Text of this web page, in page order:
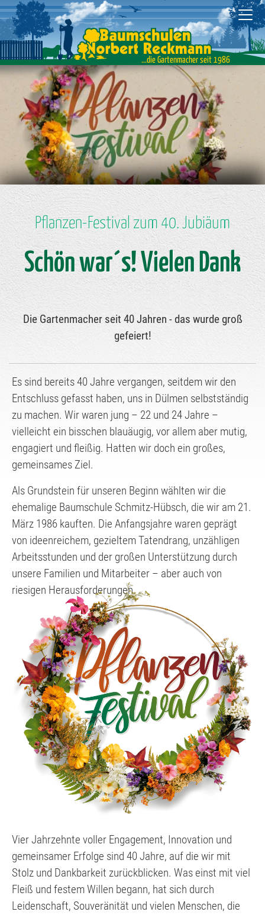
...die Gartenmacher seit 1986
Pflanzen-Festival zum 40. Jubiäum
Schön war´s! Vielen Dank
Die Gartenmacher seit 40 Jahren - das wurde groß
gefeiert!
Es sind bereits 40 Jahre vergangen, seitdem wir den
Entschluss gefasst haben, uns in Dülmen selbstständig
zu machen. Wir waren jung – 22 und 24 Jahre –
vielleicht ein bisschen blauäugig, vor allem aber mutig,
engagiert und fleißig. Hatten wir doch ein großes,
gemeinsames Ziel.
Als Grundstein für unseren Beginn wählten wir die
ehemalige Baumschule Schmitz-Hübsch, die wir am 21.
März 1986 kauften. Die Anfangsjahre waren geprägt
von ideenreichem, gezieltem Tatendrang, unzähligen
Arbeitsstunden und der großen Unterstützung durch
unsere Familien und Mitarbeiter – aber auch von
riesigen Herausforderungen.
Vier Jahrzehnte voller Engagement, Innovation und
gemeinsamer Erfolge sind 40 Jahre, auf die wir mit
Stolz und Dankbarkeit zurückblicken. Was einst mit viel
Fleiß und festem Willen begann, hat sich durch
Leidenschaft, Souveränität und vielen Menschen, die